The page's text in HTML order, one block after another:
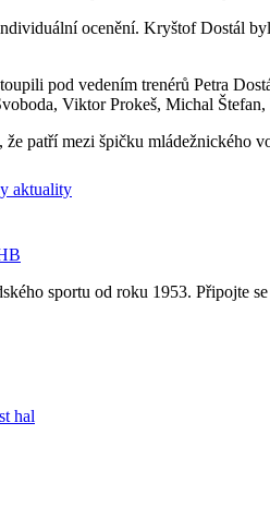
ocenění. Kryštof Dostál
pod vedením trenérů Petra
Viktor Prokeš, Michal
patří mezi špičku mládežnického
aktuality
sportu od roku 1953. Připojte
hal